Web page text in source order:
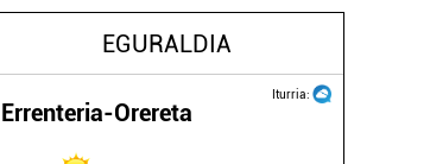
EGURALDIA
Iturria:
Errenteria-Orereta